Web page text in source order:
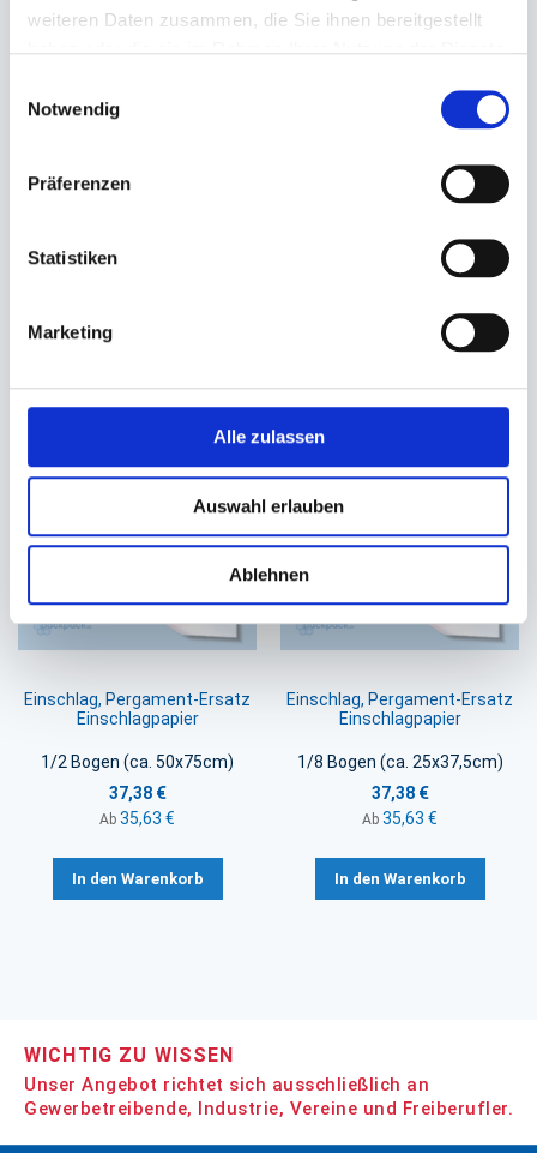
weiteren Daten zusammen, die Sie ihnen bereitgestellt
Notwendig
Präferenzen
Statistiken
Marketing
Alle zulassen
Auswahl erlauben
Ablehnen
50cm Rolle
Einschlagpapier
1/4 Bogen (ca. 37,5x50cm)
Einschlag, Pergament-Ersatz
Einschlagpapier
1/2 Bogen (ca. 50x75cm)
37,38 €
Ab 35,63 €
In den Warenkorb
Einschlag, Pergament-Ersatz
Einschlagpapier
1/8 Bogen (ca. 25x37,5cm)
37,38 €
Ab 35,63 €
In den Warenkorb
WICHTIG ZU WISSEN
Unser Angebot richtet sich ausschließlich an
Gewerbetreibende, Industrie, Vereine und Freiberufler.